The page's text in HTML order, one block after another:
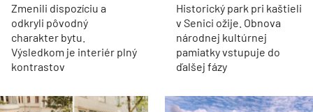
Zmenili dispozíciu a
odkryli pôvodný
charakter bytu.
Výsledkom je interiér plný
kontrastov
Historický park pri kaštieli
v Senici ožije. Obnova
národnej kultúrnej
pamiatky vstupuje do
ďalšej fázy